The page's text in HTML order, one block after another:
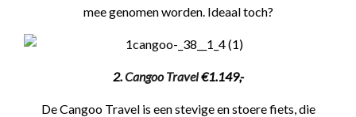
mee genomen worden. Ideaal toch?
2.Cangoo Travel€1.149,-
De Cangoo Travel is een stevige en stoere fiets, die